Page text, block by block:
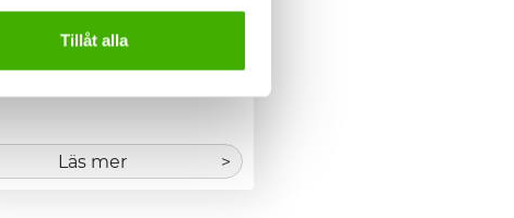
Tillåt alla
sek
Läs mer >